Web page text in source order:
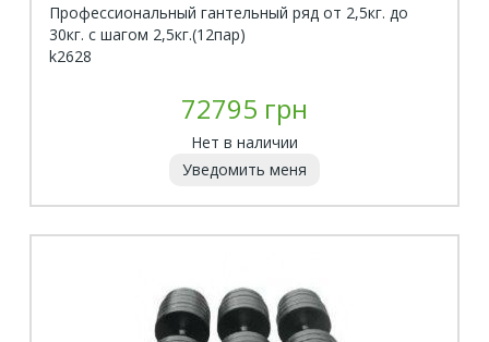
Профессиональный гантельный ряд от 2,5кг. до
30кг. с шагом 2,5кг.(12пар)
k2628
72795 грн
Нет в наличии
Уведомить меня